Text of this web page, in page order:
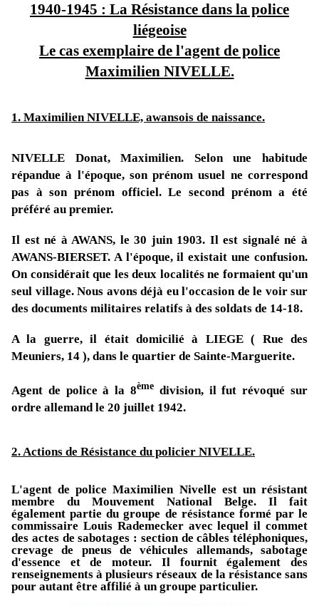
1940-1945 : La Résistance dans la police
liégeoise
Le cas exemplaire de l'agent de police
Maximilien NIVELLE.
1. Maximilien NIVELLE, awansois de naissance.
NIVELLE Donat, Maximilien. Selon une habitude
répandue à l'époque, son prénom usuel ne correspond
pas à son prénom officiel. Le second prénom a été
préféré au premier.
Il est né à AWANS, le 30 juin 1903. Il est signalé né à
AWANS-BIERSET. A l'époque, il existait une confusion.
On considérait que les deux localités ne formaient qu'un
seul village. Nous avons déjà eu l'occasion de le voir sur
des documents militaires relatifs à des soldats de 14-18.
A la guerre, il était domicilié à LIEGE ( Rue des
Meuniers, 14 ), dans le quartier de Sainte-Marguerite.
Agent de police à la 8ème division, il fut révoqué sur
ordre allemand le 20 juillet 1942.
2. Actions de Résistance du policier NIVELLE.
L'agent de police Maximilien Nivelle est un résistant
membre du Mouvement National Belge. Il fait
également partie du groupe de résistance formé par le
commissaire Louis Rademecker avec lequel il commet
des actes de sabotages : section de câbles téléphoniques,
crevage de pneus de véhicules allemands, sabotage
d'essence et de moteur. Il fournit également des
renseignements à plusieurs réseaux de la résistance sans
pour autant être affilié à un groupe particulier.